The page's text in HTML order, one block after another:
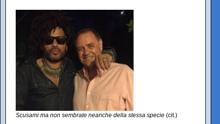
Scusami ma non sembrate neanche della stessa specie (cit.)